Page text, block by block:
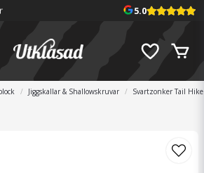
5.0
Jiggskallar & Shallowskruvar Svartzonker Tail